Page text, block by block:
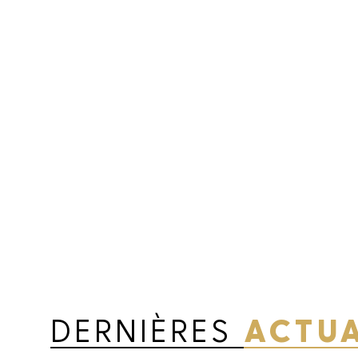
DERNIÈRES
Les champs